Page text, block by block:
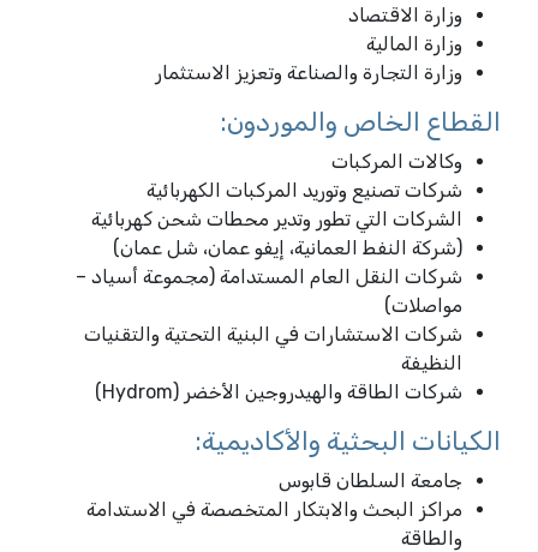
وزارة الاقتصاد
وزارة المالية
وزارة التجارة والصناعة وتعزيز الاستثمار
القطاع الخاص والموردون:
وكالات المركبات
شركات تصنيع وتوريد المركبات الكهربائية
الشركات التي تطور وتدير محطات شحن كهربائية
(شركة النفط العمانية، إيفو عمان، شل عمان)
شركات النقل العام المستدامة (مجموعة أسياد –
مواصلات)
شركات الاستشارات في البنية التحتية والتقنيات
النظيفة
شركات الطاقة والهيدروجين الأخضر (Hydrom)
الكيانات البحثية والأكاديمية:
جامعة السلطان قابوس
مراكز البحث والابتكار المتخصصة في الاستدامة
والطاقة